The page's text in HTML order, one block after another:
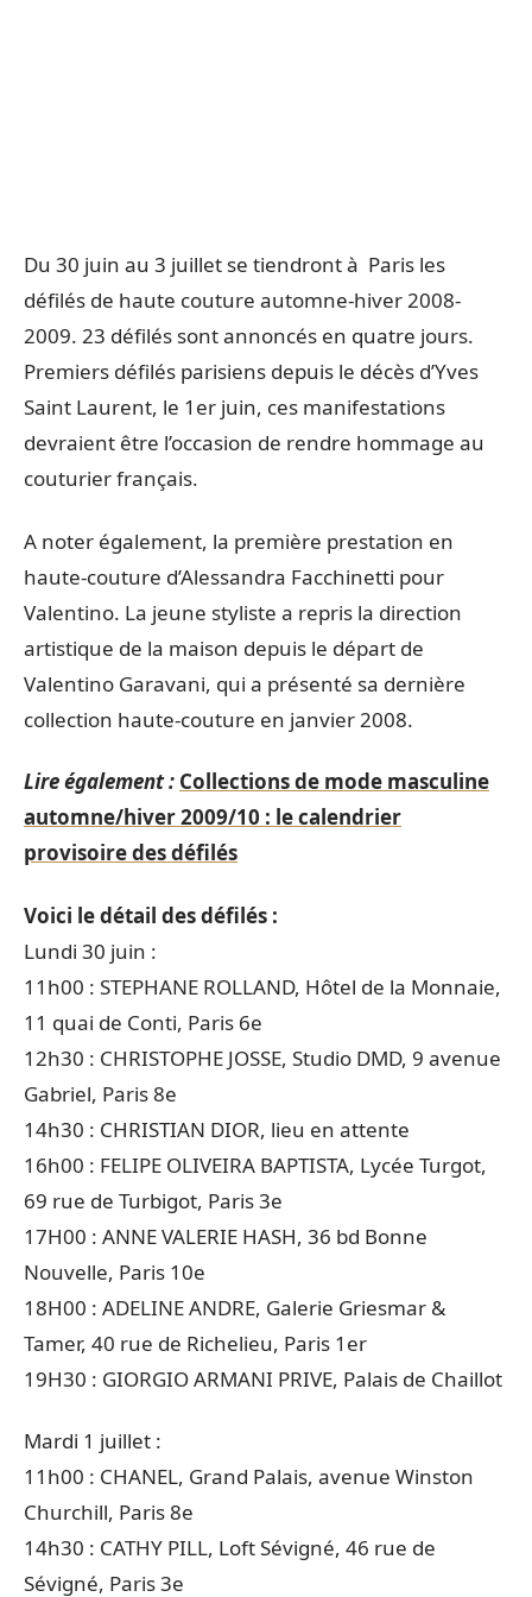
Du 30 juin au 3 juillet se tiendront à Paris les
défilés de haute couture automne-hiver 2008-
2009. 23 défilés sont annoncés en quatre jours.
Premiers défilés parisiens depuis le décès d’Yves
Saint Laurent, le 1er juin, ces manifestations
devraient être l’occasion de rendre hommage au
couturier français.
A noter également, la première prestation en
haute-couture d’Alessandra Facchinetti pour
Valentino. La jeune styliste a repris la direction
artistique de la maison depuis le départ de
Valentino Garavani, qui a présenté sa dernière
collection haute-couture en janvier 2008.
Lire également : Collections de mode masculine
automne/hiver 2009/10 : le calendrier
provisoire des défilés
Voici le détail des défilés :
Lundi 30 juin :
11h00 : STEPHANE ROLLAND, Hôtel de la Monnaie,
11 quai de Conti, Paris 6e
12h30 : CHRISTOPHE JOSSE, Studio DMD, 9 avenue
Gabriel, Paris 8e
14h30 : CHRISTIAN DIOR, lieu en attente
16h00 : FELIPE OLIVEIRA BAPTISTA, Lycée Turgot,
69 rue de Turbigot, Paris 3e
17H00 : ANNE VALERIE HASH, 36 bd Bonne
Nouvelle, Paris 10e
18H00 : ADELINE ANDRE, Galerie Griesmar &
Tamer, 40 rue de Richelieu, Paris 1er
19H30 : GIORGIO ARMANI PRIVE, Palais de Chaillot
Mardi 1 juillet :
11h00 : CHANEL, Grand Palais, avenue Winston
Churchill, Paris 8e
14h30 : CATHY PILL, Loft Sévigné, 46 rue de
Sévigné, Paris 3e